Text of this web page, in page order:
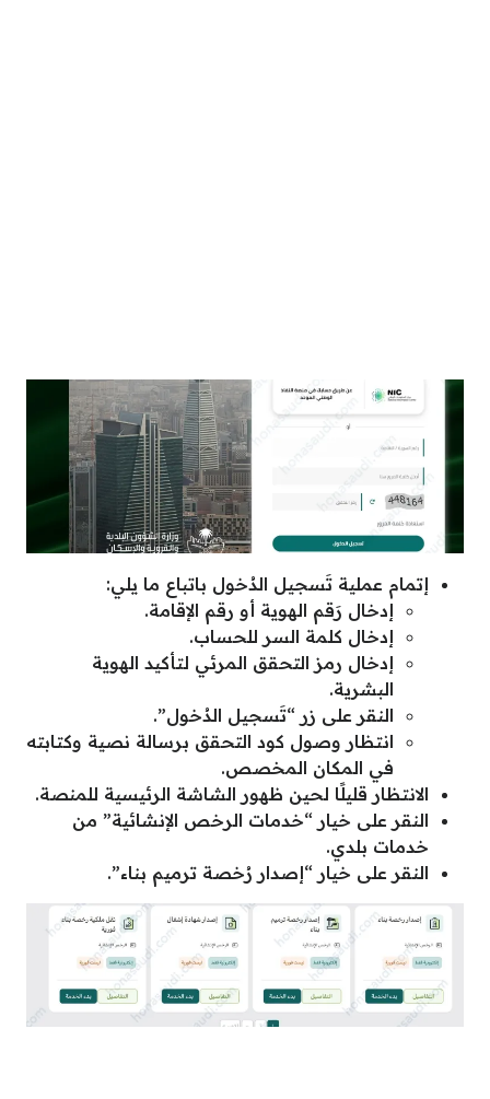
إتمام عملية تَسجيل الدُخول باتباع ما يلي:
إدخال رَقم الهوية أو رقم الإقامة.
إدخال كلمة السر للحساب.
إدخال رمز التحقق المرئي لتأكيد الهوية
البشرية.
النقر على زر “تَسجيل الدُخول”.
انتظار وصول كود التحقق برسالة نصية وكتابته
في المكان المخصص.
الانتظار قليلًا لحين ظهور الشاشة الرئيسية للمنصة.
النقر على خيار “خدمات الرخص الإنشائية” من
خدمات بلدي.
النقر على خيار “إصدار رُخصة ترميم بناء”.